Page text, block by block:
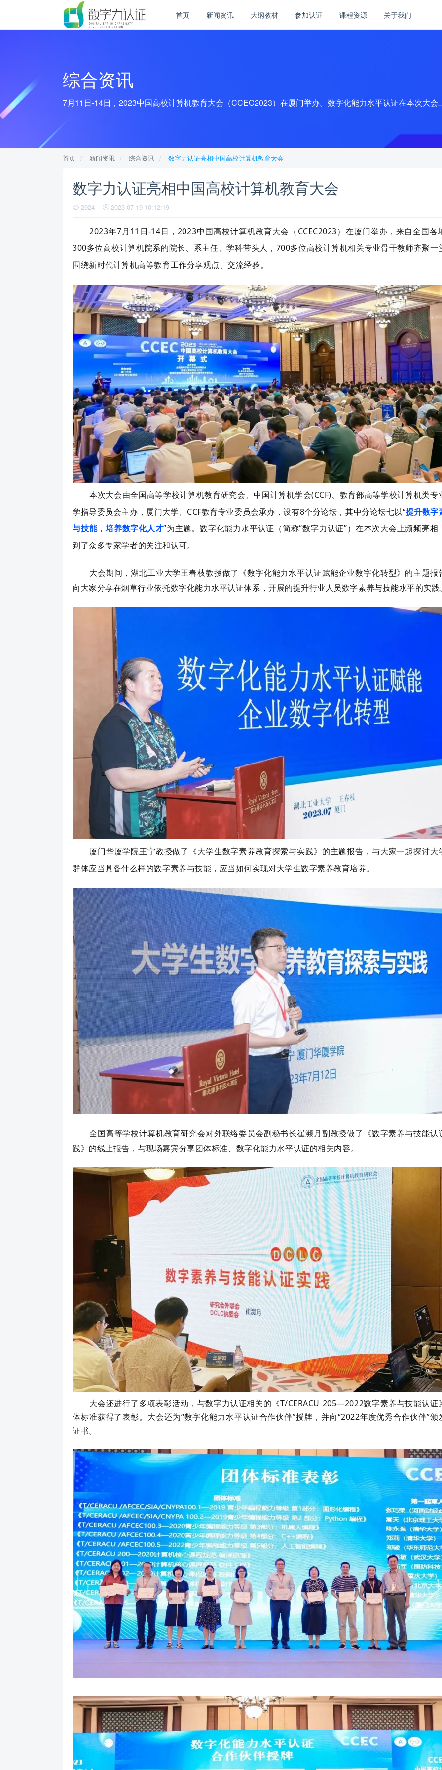
首页 新闻资讯 大纲教材 参加认证 课程资源 关于我们
综合资讯
7月11日-14日，2023中国高校计算机教育大会（CCEC2023）在厦门举办。数字化能力水平认证在本次大
首页 新闻资讯 综合资讯 数字力认证亮相中国高校计算机教育大会
数字力认证亮相中国高校计算机教育大会
2924 2023-07-19 10:12:19
2023年7月11日-14日，2023中国高校计算机教育大会（CCEC2023）在厦门举办，来自全国各
300多位高校计算机院系的院长、系主任、学科带头人，700多位高校计算机相关专业骨干教师齐聚一
围绕新时代计算机高等教育工作分享观点、交流经验。
本次大会由全国高等学校计算机教育研究会、中国计算机学会(CCF)、教育部高等学校计算机类专
学指导委员会主办，厦门大学、CCF教育专业委员会承办，设有8个分论坛，其中分论坛七以“提升数字
与技能，培养数字化人才”为主题。数字化能力水平认证（简称“数字力认证”） 在本次大会上频频亮相
到了众多专家学者的关注和认可。
大会期间，湖北工业大学王春枝教授做了《数字化能力水平认证赋能企业数字化转型》的主题报
向大家分享在烟草行业依托数字化能力水平认证体系，开展的提升行业人员数字素养与技能水平的实践
厦门华厦学院王宁教授做了《大学生数字素养教育探索与实践》的主题报告，与大家一起探讨大
群体应当具备什么样的数字素养与技能，应当如何实现对大学生数字素养教育培养。
全国高等学校计算机教育研究会对外联络委员会副秘书长崔濒月副教授做了《数字素养与技能认
践》的线上报告，与现场嘉宾分享团体标准、数字化能力水平认证的相关内容。
大会还进行了多项表彰活动，与数字力认证相关的《T/CERACU 205—2022数字素养与技能认证
体标准获得了表彰。大会还为“数字化能力水平认证合作伙伴”授牌，并向“2022年度优秀合作伙伴”颁
证书。